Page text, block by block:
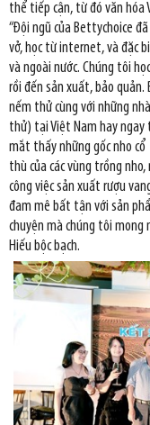
thể tiếp cận, từ đó văn hóa
“Đội ngũ của Bettychoice
vở, học từ internet, và đặc
và ngoài nước. Chúng tôi
rồi đến sản xuất, bảo quản.
nếm thử cùng với những
thử) tại Việt Nam hay ngay
mắt thấy những gốc nho
thù của các vùng trồng
công việc sản xuất rượu
đam mê bất tận với sản
chuyện mà chúng tôi mong
Hiếu bộc bạch.